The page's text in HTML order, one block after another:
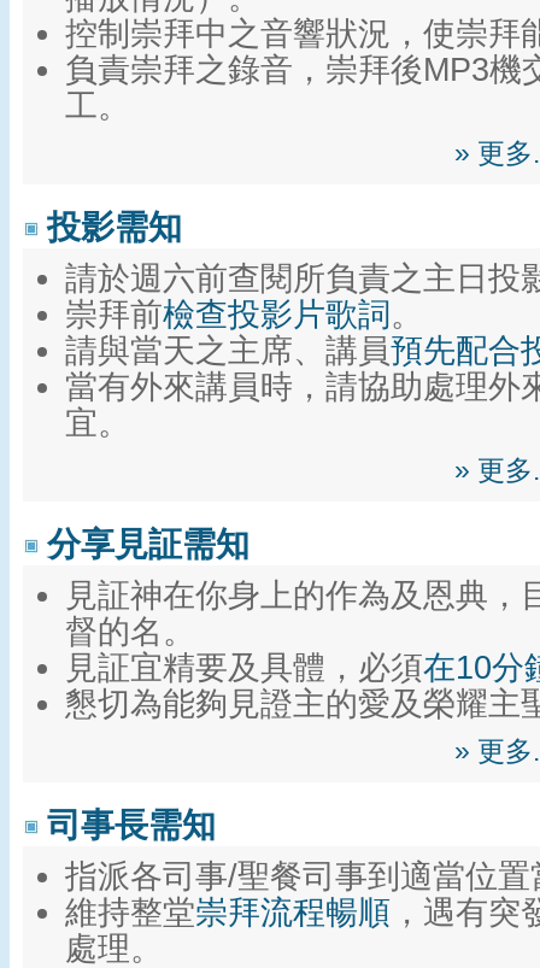
控制崇拜中之音響狀況，使崇拜
負責崇拜之錄音，崇拜後MP3機
工。
» 更
投影需知
請於週六前查閱所負責之主日投
崇拜前檢查投影片歌詞。
請與當天之主席、講員預先配合
當有外來講員時，請協助處理外
宜。
» 更
分享見証需知
見証神在你身上的作為及恩典，
督的名。
見証宜精要及具體，必須在10分
懇切為能夠見證主的愛及榮耀主
» 更
司事長需知
指派各司事/聖餐司事到適當位置
維持整堂崇拜流程暢順 ，遇有突
處理。